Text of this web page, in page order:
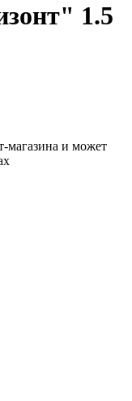
1.5
магазина и может